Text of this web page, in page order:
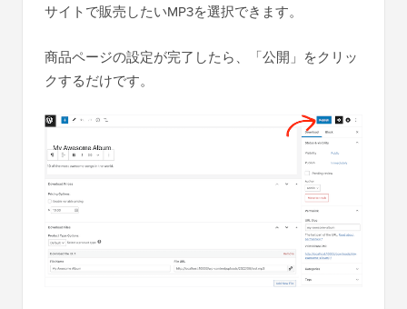
サイトで販売したいMP3を選択できます。
商品ページの設定が完了したら、「公開」をクリッ
クするだけです。